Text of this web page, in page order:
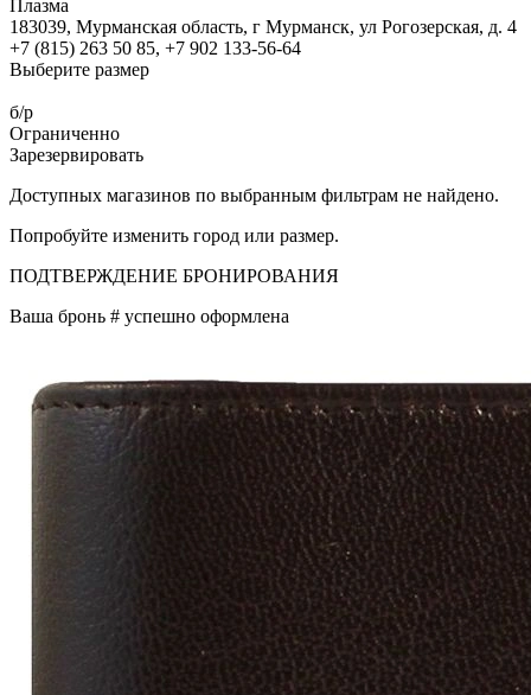
Плазма
183039, Мурманская область, г Мурманск, ул Рогозерская, д. 4
+7 (815) 263 50 85, +7 902 133-56-64
Выберите размер
б/р
Ограниченно
Зарезервировать
Доступных магазинов по выбранным фильтрам не найдено.
Попробуйте изменить город или размер.
ПОДТВЕРЖДЕНИЕ БРОНИРОВАНИЯ
Ваша бронь # успешно оформлена